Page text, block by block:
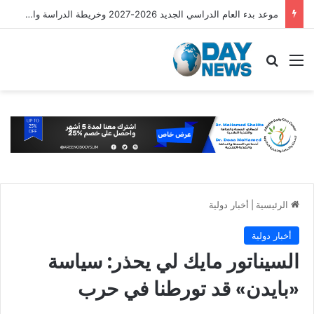
موعد بدء العام الدراسي الجديد 2026-2027 وخريطة الدراسة والامتحانات
القائمة بحث عن
الرئيسية أخبار دولية
أخبار دولية
السيناتور مايك لي يحذر: سياسة
«بايدن» قد تورطنا في حرب